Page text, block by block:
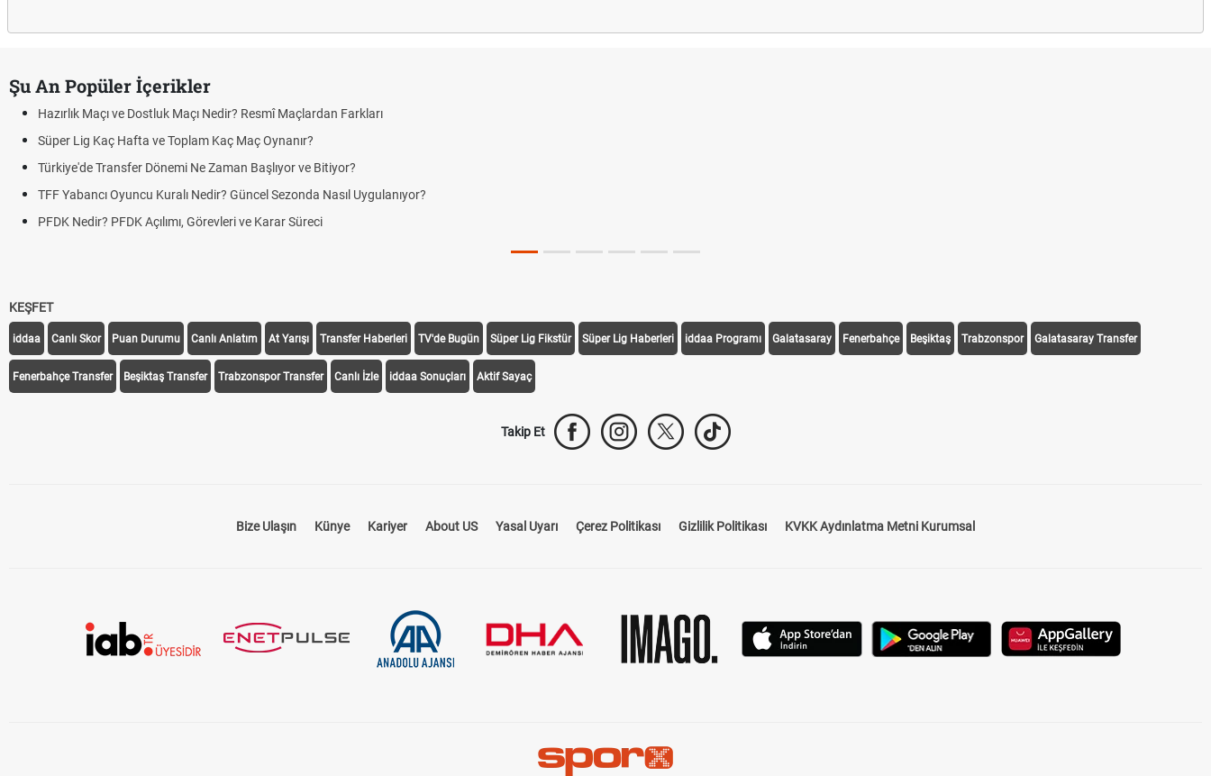
Şu An Popüler İçerikler
Hazırlık Maçı ve Dostluk Maçı Nedir? Resmî Maçlardan Farkları
Süper Lig Kaç Hafta ve Toplam Kaç Maç Oynanır?
Türkiye'de Transfer Dönemi Ne Zaman Başlıyor ve Bitiyor?
TFF Yabancı Oyuncu Kuralı Nedir? Güncel Sezonda Nasıl Uygulanıyor?
PFDK Nedir? PFDK Açılımı, Görevleri ve Karar Süreci
KEŞFET
iddaa Canlı Skor Puan Durumu Canlı Anlatım At Yarışı Transfer Haberleri TV'de Bugün Süper Lig Fikstür Süper Lig Haberleri iddaa Programı Galatasaray Fenerbahçe Beşiktaş Trabzonspor Galatasaray Transfer
Fenerbahçe Transfer Beşiktaş Transfer Trabzonspor Transfer Canlı İzle iddaa Sonuçları Aktif Sayaç
Takip Et
Bize Ulaşın Künye Kariyer About US Yasal Uyarı Çerez Politikası Gizlilik Politikası KVKK Aydınlatma Metni Kurumsal